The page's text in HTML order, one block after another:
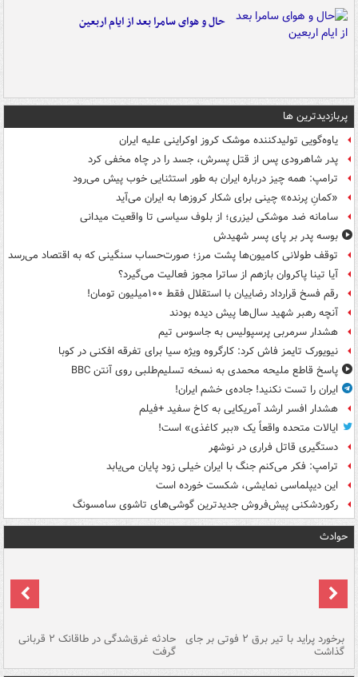
حال و هوای سامرا بعد از ایام اربعین
پربازدیدترین ها
یاوه‌گویی تولیدکننده موشک کروز اوکراینی علیه ایران
پدر شاهرودی پس از قتل پسرش، جسد را در چاه مخفی کرد
ترامپ: همه چیز درباره ایران به طور استثنایی خوب پیش می‌رود
«کمانِ پرنده» چینی برای شکار کروزها به ایران می‌آید
سامانه ضد موشکی لیزری؛ از بلوف سیاسی تا واقعیت میدانی
بوسه‌ پدر بر پای پسر شهیدش
توقف طولانی کامیون‌ها پشت مرز؛ صورت‌حساب سنگینی که به اقتصاد می‌رسد
آیا تینا پاکروان بازهم از ساترا مجوز فعالیت می‌گیرد؟
رقم فسخ قرارداد رضاییان با استقلال فقط ۱۰۰میلیون تومان!
آنچه رهبر شهید سال‌ها پیش دیده بودند
هشدار سرمربی پرسپولیس به جاسوس تیم
نیویورک تایمز فاش کرد: کارگروه ویژه سیا برای تفرقه افکنی در کوبا
پاسخ قاطع ملیحه محمدی به نسخه تسلیم‌طلبی روی آنتن BBC
ایران را تست نکنید! جاده‌ی خشم ایران!
هشدار افسر ارشد آمریکایی به کاخ سفید +فیلم
ایالات متحده واقعاً یک «ببر کاغذی» است!
دستگیری قاتل فراری در نوشهر
ترامپ: فکر می‌کنم جنگ با ایران خیلی زود پایان می‌یابد
این دیپلماسی نمایشی، شکست خورده است
رکوردشکنی پیش‌فروش جدیدترین گوشی‌های تاشوی سامسونگ
حوادث
برخورد پراید با تیر برق ۲ فوتی بر جای
گذاشت
حادثه غرق‌شدگی در طاقانک ۲ قربانی
گرفت